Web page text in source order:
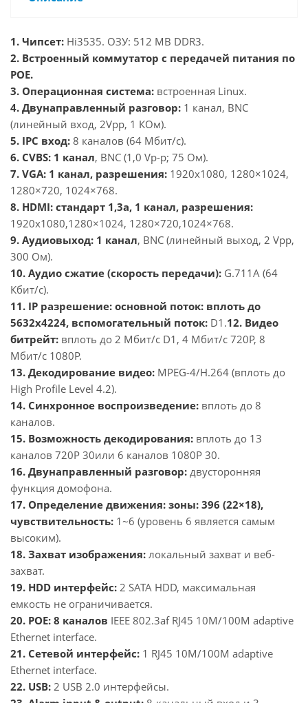
1. Чипсет: Hi3535. ОЗУ: 512 MB DDR3.
2. Встроенный коммутатор c передачей питания по
POE.
3. Операционная система: встроенная Linux.
4. Двунаправленный разговор: 1 канал, BNC
(линейный вход, 2Vpp, 1 КОм).
5. IPC вход: 8 каналов (64 Мбит/с).
6. CVBS: 1 канал, BNC (1,0 Vp-p; 75 Ом).
7. VGA: 1 канал, разрешения: 1920x1080, 1280×1024,
1280×720, 1024×768.
8. HDMI: стандарт 1,3a, 1 канал, разрешения:
1920x1080,1280×1024, 1280×720,1024×768.
9. Аудиовыход: 1 канал, BNC (линейный выход, 2 Vpp,
300 Ом).
10. Аудио сжатие (скорость передачи): G.711A (64
Кбит/с).
11. IP разрешение: основной поток: вплоть до
5632x4224, вспомогательный поток: D1.12. Видео
битрейт: вплоть до 2 Мбит/с D1, 4 Мбит/с 720P, 8
Мбит/с 1080P.
13. Декодирование видео: MPEG-4/H.264 (вплоть до
High Profile Level 4.2).
14. Синхронное воспроизведение: вплоть до 8
каналов.
15. Возможность декодирования: вплоть до 13
каналов 720P 30или 6 каналов 1080P 30.
16. Двунаправленный разговор: двусторонняя
функция домофона.
17. Определение движения: зоны: 396 (22×18),
чувствительность: 1~6 (уровень 6 является самым
высоким).
18. Захват изображения: локальный захват и веб-
захват.
19. HDD интерфейс: 2 SATA HDD, максимальная
емкость не ограничивается.
20. POE: 8 каналов IEEE 802.3af RJ45 10M/100M adaptive
Ethernet interface.
21. Сетевой интерфейс: 1 RJ45 10M/100M adaptive
Ethernet interface.
22. USB: 2 USB 2.0 интерфейсы.